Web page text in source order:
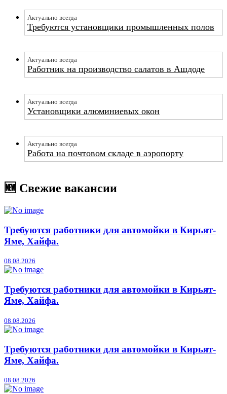
Актуально всегда
Требуются установщики промышленных полов
Актуально всегда
Работник на производство салатов в Ашдоде
Актуально всегда
Установщики алюминиевых окон
Актуально всегда
Работа на почтовом складе в аэропорту
🆕 Свежие вакансии
Требуются работники для автомойки в Кирьят-
Яме, Хайфа.
08.08.2026
Требуются работники для автомойки в Кирьят-
Яме, Хайфа.
08.08.2026
Требуются работники для автомойки в Кирьят-
Яме, Хайфа.
08.08.2026